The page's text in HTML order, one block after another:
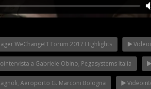
Franco Baresi a
WeChangeIT Forum
2023
Riflettori
in Italy: il
2023
WeChangeIT Forum 2017 Highlights
a Gabriele Obino, Pegasystems Italia
Aeroporto G. Marconi Bologna